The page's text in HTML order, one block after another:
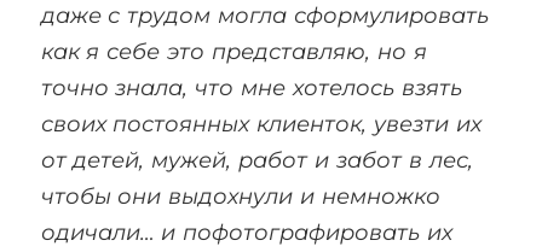
даже с трудом могла сформулировать
как я себе это представляю, но я
точно знала, что мне хотелось взять
своих постоянных клиенток, увезти их
от детей, мужей, работ и забот в лес,
чтобы они выдохнули и немножко
одичали… и пофотографировать их